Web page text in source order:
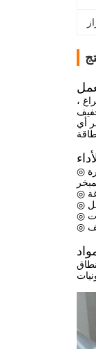
،
أي
◎ يتم تقليل نقطة غلي محلول المواد تحت الفراغ. زيادة قوة دفع نقل الحرارة للمبخر. وبالتالي،يمكن لنقل الحرارة معين أن يوفر منطقة نقل الحرارة